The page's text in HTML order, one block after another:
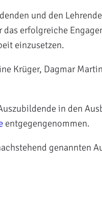
und den
erfolgreiche
einzusetzen.
Krüger, Dagmar
in den
entgegengenommen.
genannten